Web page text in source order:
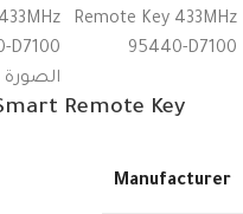
Remote Key
Manufacturer